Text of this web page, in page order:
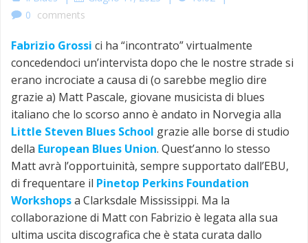
0 comments
Fabrizio Grossi ci ha “incontrato” virtualmente
concedendoci un’intervista dopo che le nostre strade si
erano incrociate a causa di (o sarebbe meglio dire
grazie a) Matt Pascale, giovane musicista di blues
italiano che lo scorso anno è andato in Norvegia alla
Little Steven Blues School grazie alle borse di studio
della European Blues Union. Quest’anno lo stesso
Matt avrà l’opportuinità, sempre supportato dall’EBU,
di frequentare il Pinetop Perkins Foundation
Workshopsa Clarksdale Mississippi. Ma la
collaborazione di Matt con Fabrizio è legata alla sua
ultima uscita discografica che è stata curata dallo